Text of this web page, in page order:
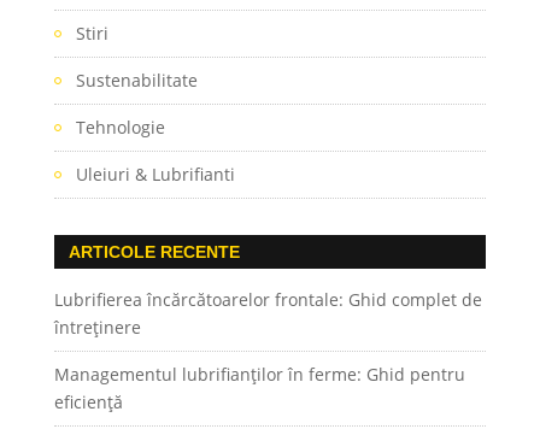
Stiri
Sustenabilitate
Tehnologie
Uleiuri & Lubrifianti
ARTICOLE RECENTE
Lubrifierea încărcătoarelor frontale: Ghid complet de
întreținere
Managementul lubrifianților în ferme: Ghid pentru
eficiență